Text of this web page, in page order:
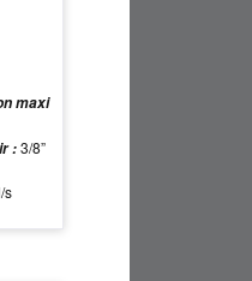
maxi
:3/8”
s